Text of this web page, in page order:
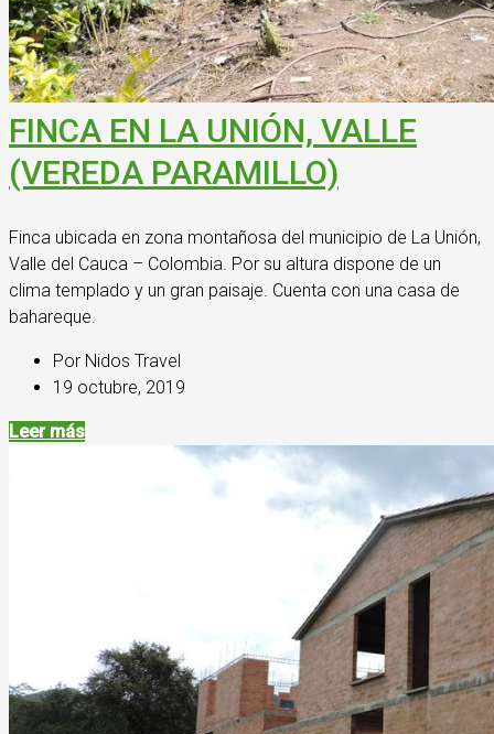
FINCA EN LA UNIÓN, VALLE
(VEREDA PARAMILLO)
Finca ubicada en zona montañosa del municipio de La Unión,
Valle del Cauca – Colombia. Por su altura dispone de un
clima templado y un gran paisaje. Cuenta con una casa de
bahareque.
Por Nidos Travel
19 octubre, 2019
Leer más